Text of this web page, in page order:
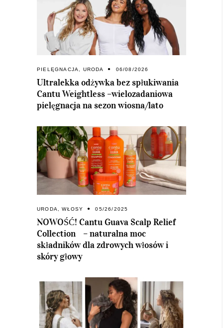
PIELĘGNACJA URODA 06/08/2026
Ultralekka odżywka bez spłukiwania
Cantu Weightless –wielozadaniowa
pielęgnacja na sezon wiosna/lato
URODA ,WŁOSY 05/26/2025
NOWOŚĆ! Cantu Guava Scalp Relief
Collection – naturalna moc
składników dla zdrowych włosów i
skóry głowy